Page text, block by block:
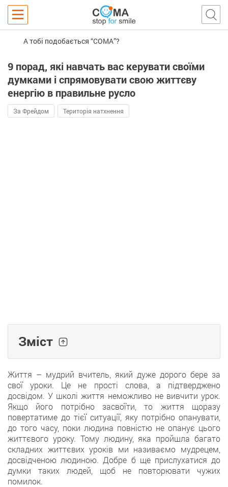
А тобі подобається “COMA”?
9 порад, які навчать вас керувати своїми
думками і спрямовувати свою життєву
енергію в правильне русло
За Фрейдом Територія натхнення
Зміст
Життя – мудрий вчитель, який дуже дорого бере за
свої уроки. Це не прості слова, а підтверджено
досвідом. У школі життя неможливо не вивчити урок.
Якщо його потрібно засвоїти, то життя щоразу
повертатиме до тієї ситуації, яку потрібно опанувати,
до того часу, поки людина повністю не опанує цього
життєвого уроку. Тому людину, яка пройшла багато
складних життєвих уроків ми називаємо мудрецем,
досвідченою людиною. Добре б ще прислухатися до
думки таких людей, щоб не повторювати чужих
помилок.